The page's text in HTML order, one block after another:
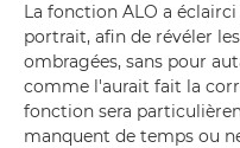
La fonction ALO a
portrait, afin de révéler
ombragées, sans pour
comme l'aurait fait la
fonction sera
manquent de temps ou